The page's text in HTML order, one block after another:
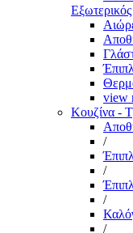
view
Κουζίνα -
/
/
/
/